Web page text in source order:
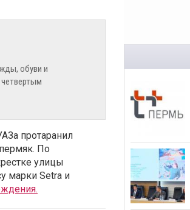
обуви и
протаранил
По
улицы
марки Setra и